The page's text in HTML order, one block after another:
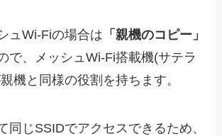
ュWi-Fiの場合は 「親機のコピー」
で、メッシュWi-Fi搭載機(サテラ
機と同様の役割を持ちます。
同じSSIDでアクセスできるため、